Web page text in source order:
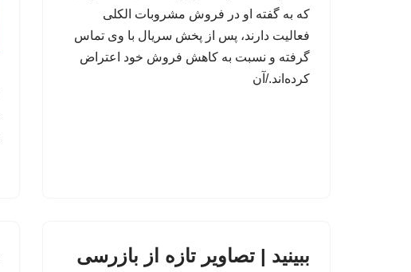
که به گفته او در فروش مشروبات الکلی
فعالیت دارند، پس از پخش سریال با وی تماس
گرفته و نسبت به کاهش فروش خود اعتراض
کرده‌اند./آن
ببینید | تصاویر تازه از بازرسی